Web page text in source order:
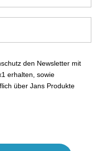
den Newsletter mit
erhalten, sowie
über Jans Produkte